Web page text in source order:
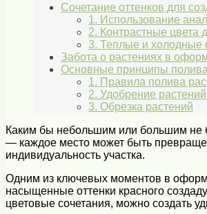
Сочетание оттенков для
1. Использование
2. Контрастные цвета
3. Теплые и холодные
Забота о растениях в
Основные принципы
1. Правила полива
2. Удобрение растений
3. Обрезка растений
Каким бы небольшим или большим не
— каждое место может быть
индивидуальность участка.
Одним из ключевых моментов в
насыщенные оттенки красного
цветовые сочетания, можно создать